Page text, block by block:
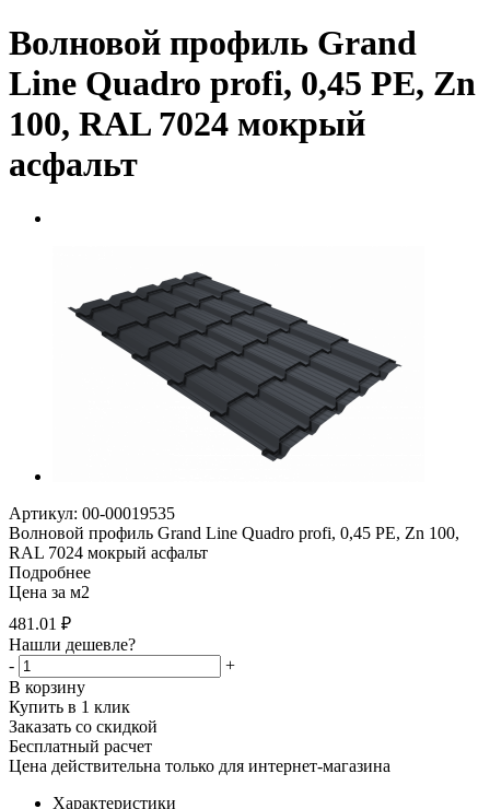
Волновой профиль Grand
Line Quadro profi, 0,45 PE, Zn
100, RAL 7024 мокрый
асфальт
Артикул: 00-00019535
Волновой профиль Grand Line Quadro profi, 0,45 PE, Zn 100,
RAL 7024 мокрый асфальт
Подробнее
Цена за м2
481.01 ₽
Нашли дешевле?
-
+
В корзину
Купить в 1 клик
Заказать со скидкой
Бесплатный расчет
Цена действительна только для интернет-магазина
Характеристики